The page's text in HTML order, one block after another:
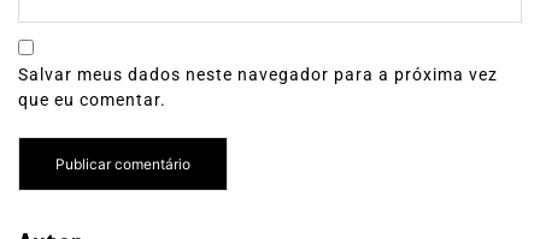
Salvar meus dados neste navegador para a próxima vez
que eu comentar.